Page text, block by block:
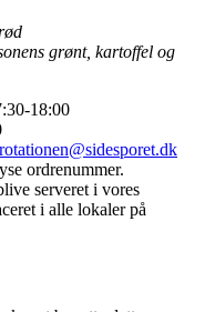
grønt, kartoffel og
18:00
rotationen@sidesporet.dk
ordrenummer.
serveret i vores
i alle lokaler på